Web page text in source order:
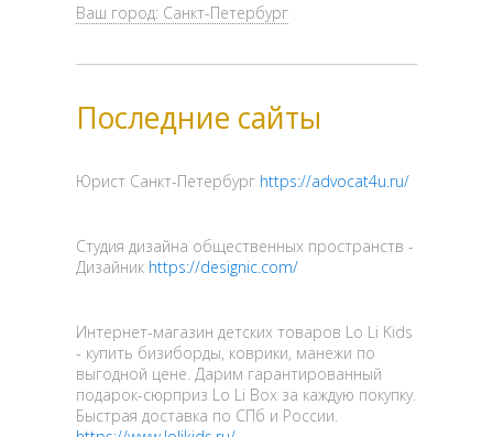
Ваш город: Санкт-Петербург
Последние сайты
Юрист Санкт-Петербург https://advocat4u.ru/
Cтудия дизайна общественных пространств -
Дизайник https://designic.com/
Интернет-магазин детских товаров Lo Li Kids
- купить бизиборды, коврики, манежи по
выгодной цене. Дарим гарантированный
подарок-сюрприз Lo Li Box за каждую покупку.
Быстрая доставка по СПб и России.